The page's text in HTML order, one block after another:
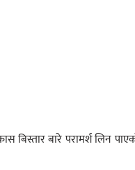
बिस्तार बारे परामर्श लिन